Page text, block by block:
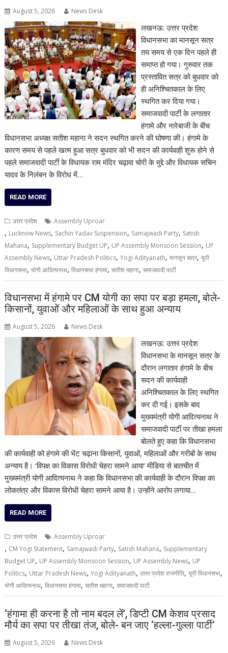
August 5, 2026 News Desk
लखनऊ: उत्तर प्रदेश
विधानसभा का मानसून सत्र
तय समय से एक दिन पहले ही
समाप्त हो गया। गुरुवार तक
प्रस्तावित सत्र को बुधवार को
ही अनिश्चितकाल के लिए
स्थगित कर दिया गया।
समाजवादी पार्टी के लगातार
हंगामे और नारेबाजी के बीच
विधानसभा अध्यक्ष सतीश महाना ने सदन स्थगित करने की घोषणा की। हंगामे के
कारण समय से पहले खत्म हुआ सत्र बुधवार को भी सदन की कार्यवाही शुरू होने से
पहले समाजवादी पार्टी के विधायक राम मंदिर चढ़ावा चोरी के मुद्दे और विधायक सचिन
यादव के निलंबन के विरोध में…
READ MORE
उत्तर प्रदेश Assembly Uproar
, Lucknow News, Sachin Yadav Suspension, Samajwadi Party, Satish
Mahana, Supplementary Budget UP, UP Assembly Monsoon Session, UP
Assembly News, Uttar Pradesh Politics,Yogi Adityanath,मानसून सत्र,यूपी
विधानसभा,योगी आदित्यनाथ,विधानसभा हंगामा,सतीश महाना,समाजवादी पार्टी
विधानसभा में हंगामे पर CM योगी का सपा पर बड़ा हमला, बोले-
किसानों, युवाओं और महिलाओं के साथ हुआ अन्याय
August 5, 2026 News Desk
लखनऊ: उत्तर प्रदेश
विधानसभा के मानसून सत्र के
दौरान लगातार हंगामे के बीच
सदन की कार्यवाही
अनिश्चितकाल के लिए स्थगित
कर दी गई। इसके बाद
मुख्यमंत्री योगी आदित्यनाथ ने
समाजवादी पार्टी पर तीखा हमला
बोलते हुए कहा कि विधानसभा
की कार्यवाही को हंगामे की भेंट चढ़ाना किसानों, युवाओं, महिलाओं और गरीबों के साथ
अन्याय है। ‘विपक्ष का विकास विरोधी चेहरा सामने आया’ मीडिया से बातचीत में
मुख्यमंत्री योगी आदित्यनाथ ने कहा कि विधानसभा की कार्यवाही के दौरान विपक्ष का
लोकतंत्र और विकास विरोधी चेहरा सामने आया है। उन्होंने आरोप लगाया…
READ MORE
उत्तर प्रदेश Assembly Uproar
, CM Yogi Statement, Samajwadi Party, Satish Mahana, Supplementary
Budget UP, UP Assembly Monsoon Session, UP Assembly News, UP
Politics, Uttar Pradesh News,Yogi Adityanath,उत्तर प्रदेश राजनीति,यूपी विधानसभा,
योगी आदित्यनाथ,विधानसभा हंगामा,सतीश महाना,समाजवादी पार्टी
‘हंगामा ही करना है तो नाम बदल लें’, डिप्टी CM केशव प्रसाद
मौर्य का सपा पर तीखा तंज, बोले- बन जाए ‘हल्ला-गुल्ला पार्टी’
August 5, 2026 News Desk